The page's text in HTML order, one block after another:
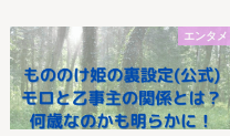
エンタメ